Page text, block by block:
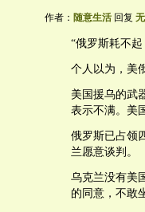
作者： 随意生活 回复
“俄罗斯耗不
个人以为，美
美国援乌的武
表示不满。美
俄罗斯已占领
兰愿意谈判。
乌克兰没有美
的同意，不敢